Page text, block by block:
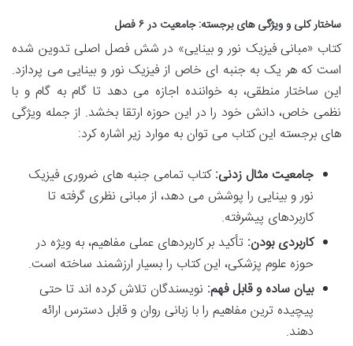
ساختار کلی و ویژگی های برجسته: جامعیت در ۶ فصل
کتاب «مبانی فیزیک نور و بینایی» در شش فصل اصلی تدوین شده
است که هر یک به جنبه ای خاص از فیزیک نور و بینایی می پردازد.
این ساختار منطقی، به خواننده اجازه می دهد تا گام به گام و با
نظمی خاص، دانش خود را در این حوزه ارتقا بخشد. از جمله ویژگی
های برجسته این کتاب می توان به موارد زیر اشاره کرد:
جامعیت مثال زدنی:کتاب تمامی جنبه های ضروری فیزیک
نور و بینایی را پوشش می دهد، از مبانی نظری گرفته تا
کاربردهای پیشرفته.
کاربردی بودن: تأکید بر کاربردهای عملی مفاهیم، به ویژه در
حوزه علوم پزشکی، این کتاب را بسیار ارزشمند ساخته است.
بیان ساده و قابل فهم: نویسندگان تلاش کرده اند تا حتی
پیچیده ترین مفاهیم را با زبانی روان و قابل دسترس ارائه
دهند.